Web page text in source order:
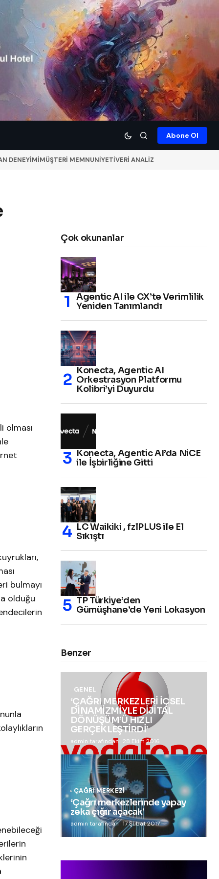
Abone Ol
DENEYİMİMÜŞTERİ MEMNUNİYETİVERİ ANALİZ
olması
bulmayı
olduğu
Çok okunanlar
Agentic AI ile CX’te Verimlilik
Yeniden Tanımlandı
Konecta, Agentic AI
Orkestrasyon Platformu
Kolibri’yi Duyurdu
Konecta, Agentic AI’da NiCE
ile İşbirliğine Gitti
LC Waikiki , fzlPLUS ile El
Sıkıştı
TP Türkiye’den
Gümüşhane’de Yeni Lokasyon
Benzer
GENEL
‘ÇAĞRI MERKEZLERİ İÇSEL
DİNAMİZMİYLE DİJİTAL
DÖNÜŞÜM’Ü HIZLI
GERÇEKLEŞTİRDİ’
admin tarafından 28 Ekim 2016
ÇAĞRI MERKEZI
‘Çağrı merkezlerinde yapay
zeka çığır açacak’
admin tarafından 17 Şubat 2017